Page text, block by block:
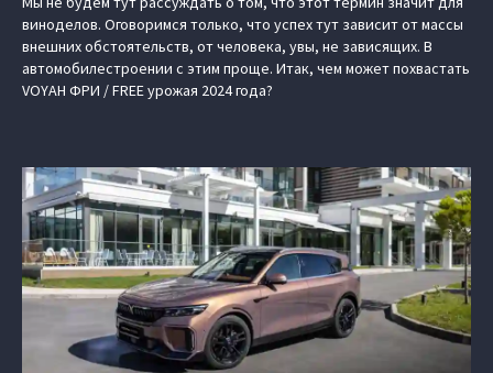
виноделов. Оговоримся только, что успех тут зависит от массы
внешних обстоятельств, от человека, увы, не зависящих. В
автомобилестроении с этим проще. Итак, чем может похвастать
VOYAH ФРИ / FREEурожая 2024 года?